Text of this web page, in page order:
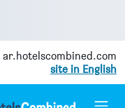
ar.hotelscombined.com
site in English